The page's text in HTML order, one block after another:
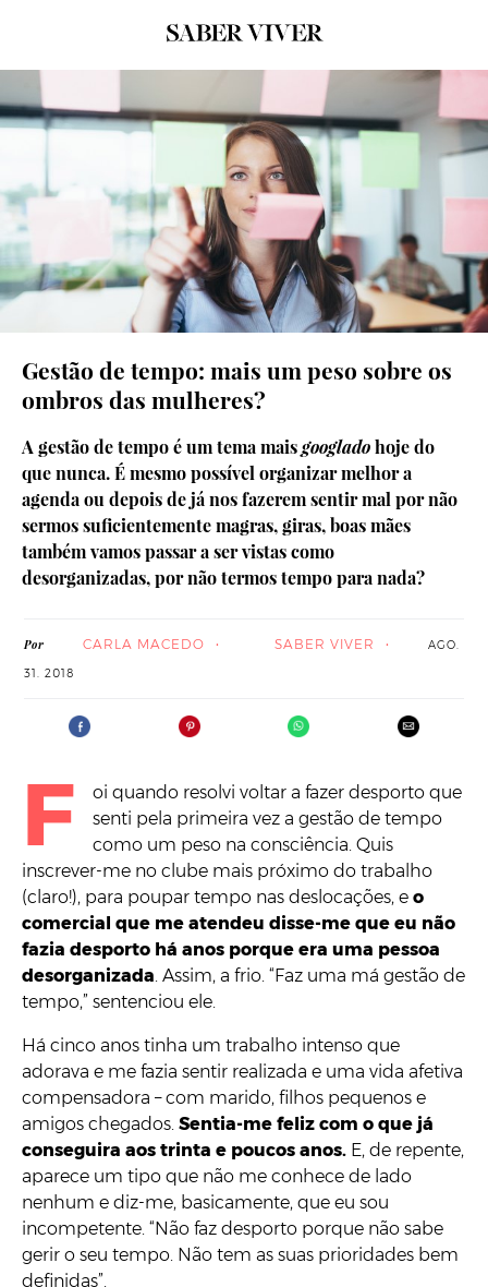
Gestão de tempo: mais um peso sobre os
ombros das mulheres?
A gestão de tempo é um tema maisgoogladohoje do
que nunca. É mesmo possível organizar melhor a
agenda ou depois de já nos fazerem sentir mal por não
sermos suficientemente magras, giras, boas mães
também vamos passar a ser vistas como
desorganizadas, por não termos tempo para nada?
Por CARLA MACEDO SABER VIVER
AGO.
31. 2018
F
oi quando resolvi voltar a fazer desporto que
senti pela primeira vez a gestão de tempo
como um peso na consciência. Quis
inscrever-me no clube mais próximo do trabalho
(claro!), para poupar tempo nas deslocações, e o
comercial que me atendeu disse-me que eu não
fazia desporto há anos porque era uma pessoa
desorganizada. Assim, a frio. “Faz uma má gestão de
tempo,” sentenciou ele.
Há cinco anos tinha um trabalho intenso que
adorava e me fazia sentir realizada e uma vida afetiva
compensadora – com marido, filhos pequenos e
amigos chegados. Sentia-me feliz com o que já
conseguira aos trinta e poucos anos. E, de repente,
aparece um tipo que não me conhece de lado
nenhum e diz-me, basicamente, que eu sou
incompetente. “Não faz desporto porque não sabe
gerir o seu tempo. Não tem as suas prioridades bem
definidas”.